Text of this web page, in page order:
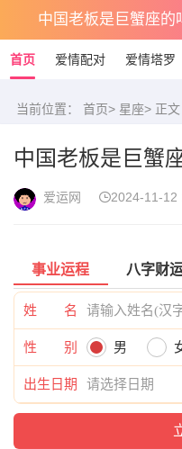
中国老板是巨蟹座的
首页 爱情配对 爱情塔罗
当前位置： 首页> 星座> 正文
中国老板是巨蟹
爱运网 2024-11-12
事业运程 八字财
姓 名
性 别 男
出生日期